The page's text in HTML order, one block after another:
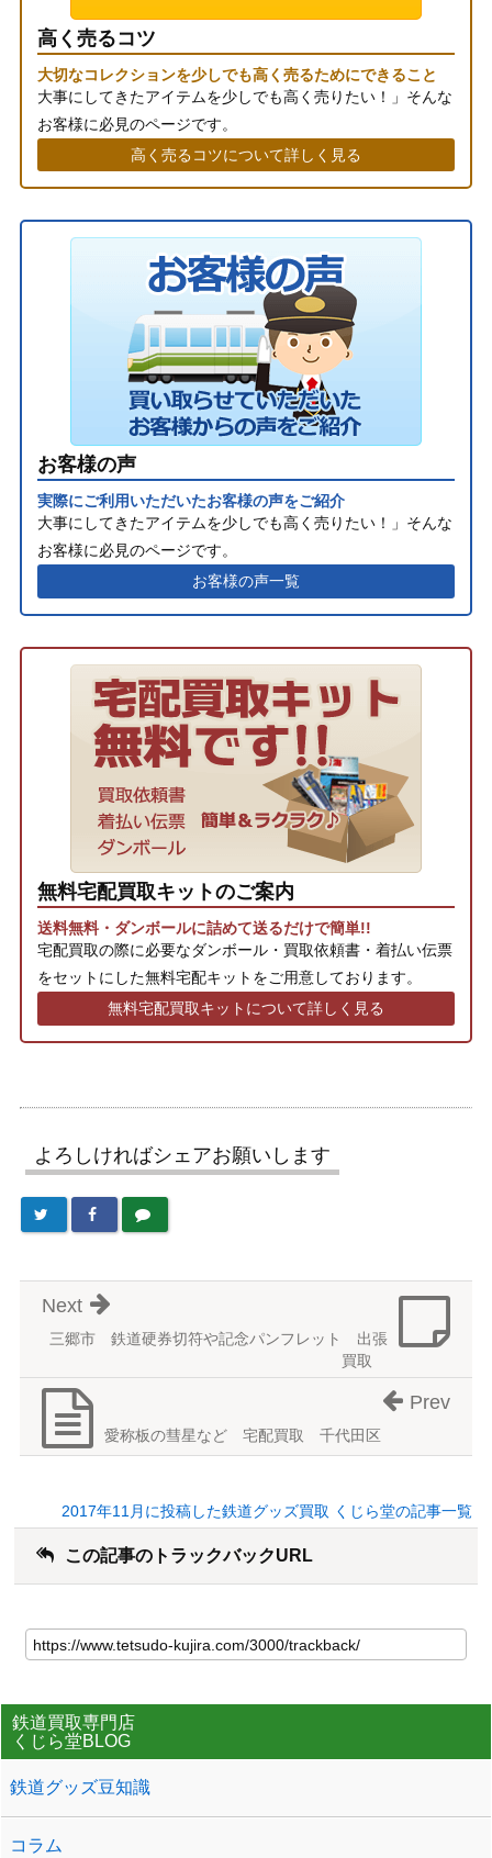
高く売るコツ
大切なコレクションを少しでも高く売るためにできること
大事にしてきたアイテムを少しでも高く売りたい！」そんな
お客様に必見のページです。
高く売るコツについて詳しく見る
お客様の声
実際にご利用いただいたお客様の声をご紹介
大事にしてきたアイテムを少しでも高く売りたい！」そんな
お客様に必見のページです。
お客様の声一覧
無料宅配買取キットのご案内
送料無料・ダンボールに詰めて送るだけで簡単!!
宅配買取の際に必要なダンボール・買取依頼書・着払い伝票
をセットにした無料宅配キットをご用意しております。
無料宅配買取キットについて詳しく見る
よろしければシェアお願いします
三郷市 鉄道硬券切符や記念パンフレット 出張
買取
Next
愛称板の彗星など 宅配買取 千代田区
Prev
2017年11月に投稿した鉄道グッズ買取 くじら堂の記事一覧
この記事のトラックバックURL
鉄道買取専門店
くじら堂BLOG
鉄道グッズ豆知識
コラム